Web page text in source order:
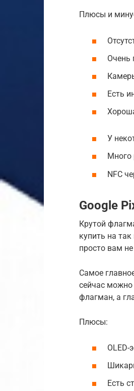
Плюсы и
Очень
Есть
У
Много
NFC
Google
Крутой
купить на
просто вам
Самое
сейчас можно
флагман, а
Плюсы:
OLED-
Есть